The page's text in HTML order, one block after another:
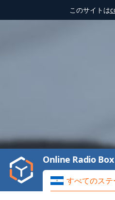
このサイトは
Play
Video
Play
Backward
Skip
すべてのス
Online Radio Box